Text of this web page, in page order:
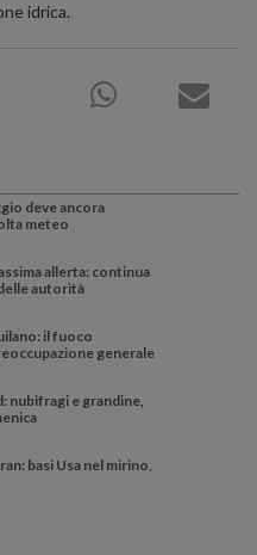
idrica.
deve ancora
meteo
allerta: continua
autorità
il fuoco
generale
nubifragi e grandine,
basi Usa nel mirino,